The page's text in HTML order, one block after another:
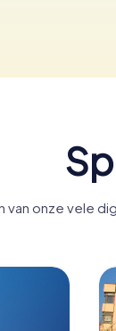
onze vele